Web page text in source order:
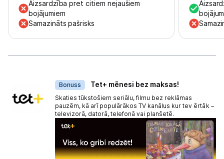
Aizsardzība pret citiem nejaušiem
bojājumiem
Samazināts pašrisks
Bonuss Tet+ mēnesi bez maksas!
Skaties tūkstošiem seriālu, filmu bez reklāmas
pauzēm, kā arī populārākos TV kanālus kur tev ērtāk –
televizorā, datorā, telefonā vai planšetē.